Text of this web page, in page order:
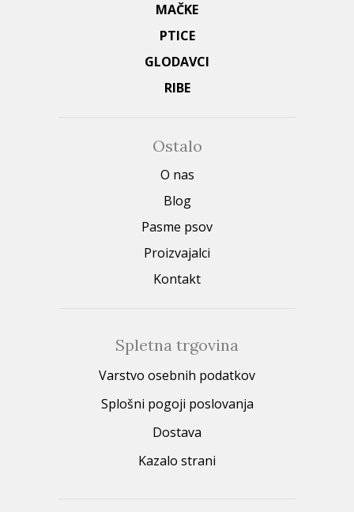
MAČKE
PTICE
GLODAVCI
RIBE
Ostalo
O nas
Blog
Pasme psov
Proizvajalci
Kontakt
Spletna trgovina
Varstvo osebnih podatkov
Splošni pogoji poslovanja
Dostava
Kazalo strani